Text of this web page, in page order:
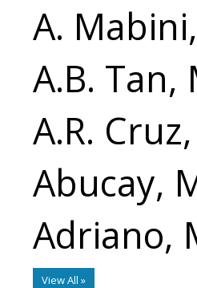
A.
A.B. Tan,
A.R.
Abucay,
Adriano,
View All »